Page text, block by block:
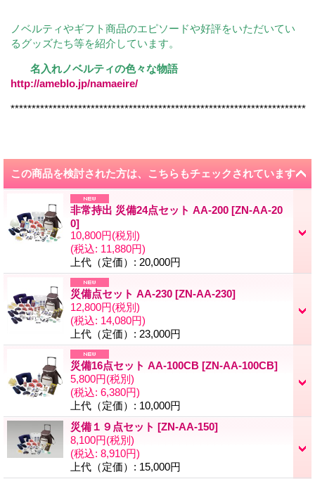
ノベルティやギフト商品のエピソードや好評をいただいてい
るグッズたち等を紹介しています。
名入れノベルティの色々な物語
http://ameblo.jp/namaeire/
**********************************************************************
この商品を検討された方は、こちらもチェックされています
非常持出 災備24点セット AA-200 [ZN-AA-20
0]
10,800円(税別)
(税込: 11,880円)
上代（定価） : 20,000円
災備点セット AA-230 [ZN-AA-230]
12,800円(税別)
(税込: 14,080円)
上代（定価） : 23,000円
災備16点セット AA-100CB [ZN-AA-100CB]
5,800円(税別)
(税込: 6,380円)
上代（定価） : 10,000円
災備１９点セット [ZN-AA-150]
8,100円(税別)
(税込: 8,910円)
上代（定価） : 15,000円